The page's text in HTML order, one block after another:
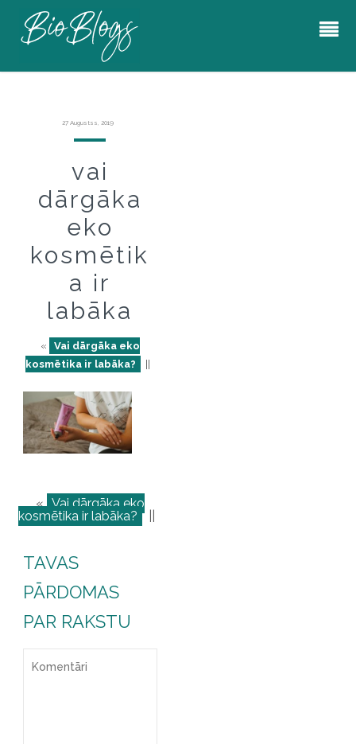
27 Augustss, 2019
vai
dārgāka
eko
kosmētik
a ir
labāka
«
Vai dārgāka eko
kosmētika ir labāka?
« Vai dārgāka eko
kosmētika ir labāka? ||
TAVAS
PĀRDOMAS
PAR RAKSTU